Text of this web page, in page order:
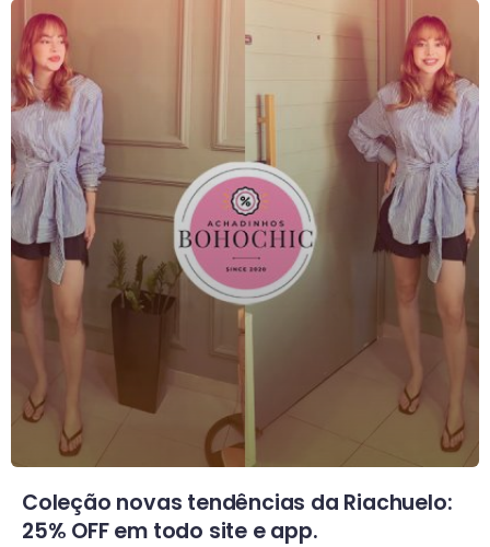
Coleção novas tendências da Riachuelo:
25% OFF em todo site e app.